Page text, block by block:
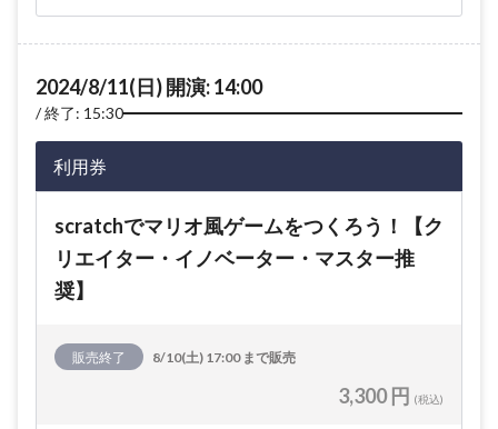
2024/8/11(日) 開演: 14:00
終了: 15:30
利用券
scratchでマリオ風ゲームをつくろう！【ク
リエイター・イノベーター・マスター推
奨】
販売終了 8/10(土) 17:00 まで販売
3,300 円 (税込)